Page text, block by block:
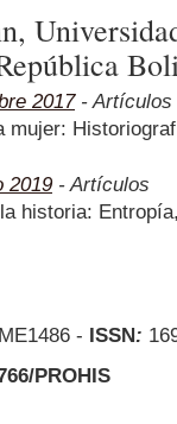
2017- Artículos
mujer:
2019 - Artículos
historia:
- ISSN:
PROHIS